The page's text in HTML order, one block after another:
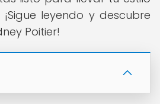
leyendo y descubre
Poitier!